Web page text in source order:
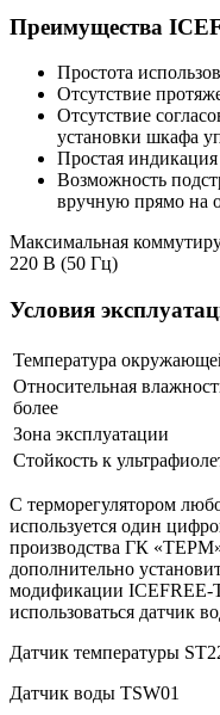
Преимущества
Простота
Отсутствие
Отсутствие
установки шкафа
Простая
Возможность
вручную прямо на
Максимальная
220 В (50 Гц)
Условия
Температура
Относительная
более
Зона эксплуатации
Стойкость к
С терморегулятором
используется один
производства ГК
дополнительно
модификации ICEFREE-
использоваться датчик
Датчик температуры
Датчик воды TSW01